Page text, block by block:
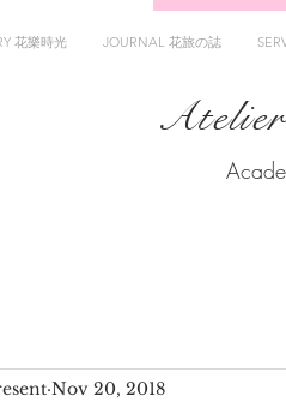
花樂時光 JOURNAL 花旅の誌
Nov 20, 2018